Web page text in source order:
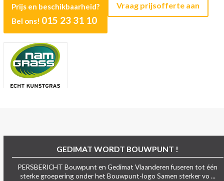
Prijs en beschikbaarheid?
Bel ons! 015 23 31 10
Vraag prijsofferte aan
GEDIMAT WORDT BOUWPUNT !
PERSBERICHT Bouwpunt en Gedimat Vlaanderen fuseren tot één
sterke groepering onder het Bouwpunt-logo Samen sterker vo ...